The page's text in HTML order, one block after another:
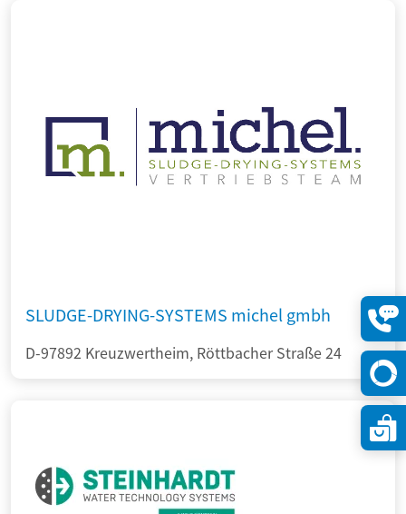
SLUDGE-DRYING-SYSTEMS michel gmbh
D-97892 Kreuzwertheim, Röttbacher Straße 24